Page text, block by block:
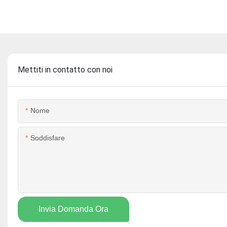
Mettiti in contatto con noi
Nome
Soddisfare
Invia Domanda Ora